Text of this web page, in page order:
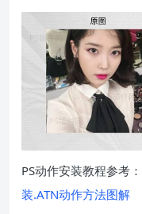
PS动作安装教程参考：
装.ATN动作方法图解